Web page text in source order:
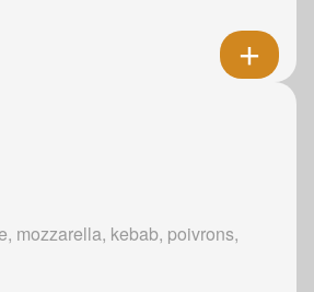
mozzarella, kebab, poivrons,